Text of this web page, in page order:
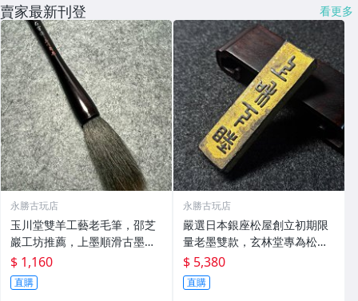
賣家最新刊登 看更多
永勝古玩店
玉川堂雙羊工藝老毛筆，邵芝
巖工坊推薦，上墨順滑古墨專
用 老墨 冬青 老筆
$ 1,160
直購
永勝古玩店
嚴選日本銀座松屋創立初期限
量老墨雙款，玄林堂專為松屋
打造，重量22.5g，適合收藏
及品味民國時期古雅文化 文房
用具 民國古墨 收藏文玩
$ 5,380
直購